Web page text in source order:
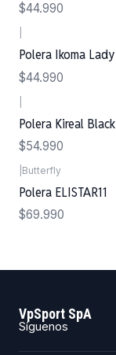
$44.990
Polera Ikoma Lady
$44.990
Polera Kireal Black
$54.990
Butterfly
Polera ELISTAR11
$69.990
VpSport SpA
Síguenos